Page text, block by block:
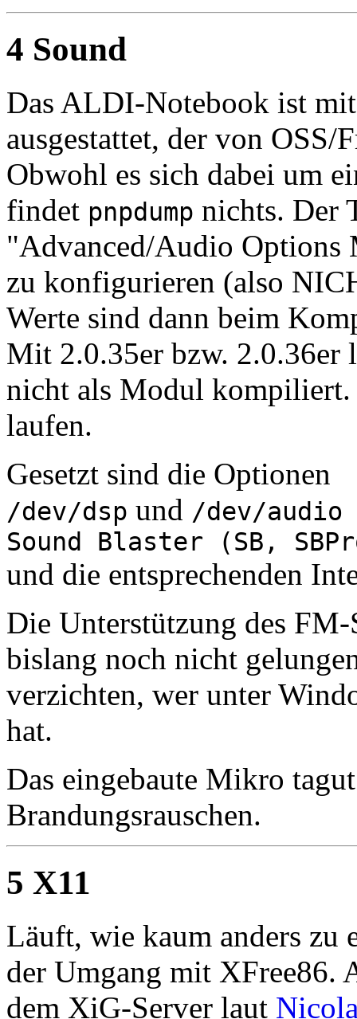
4 Sound
Das ALDI-Notebook ist
ausgestattet, der von OSS/
Obwohl es sich dabei um
findet pnpdump nichts. Der
"Advanced/Audio Options
zu konfigurieren (also
Werte sind dann beim
Mit 2.0.35er bzw. 2.0.36er
nicht als Modul
laufen.
Gesetzt sind die Optionen
/dev/dsp und /dev/audio
Sound Blaster (SB,
und die entsprechenden
Die Unterstützung des
bislang noch nicht
verzichten, wer unter
hat.
Das eingebaute Mikro
Brandungsrauschen.
5 X11
Läuft, wie kaum anders zu
der Umgang mit XFree86.
dem XiG-Server laut